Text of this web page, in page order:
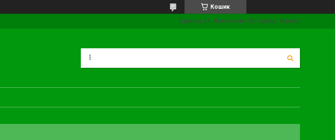
Кошик
Одесса, ул. Нежинская, 30, Одеса, Україна